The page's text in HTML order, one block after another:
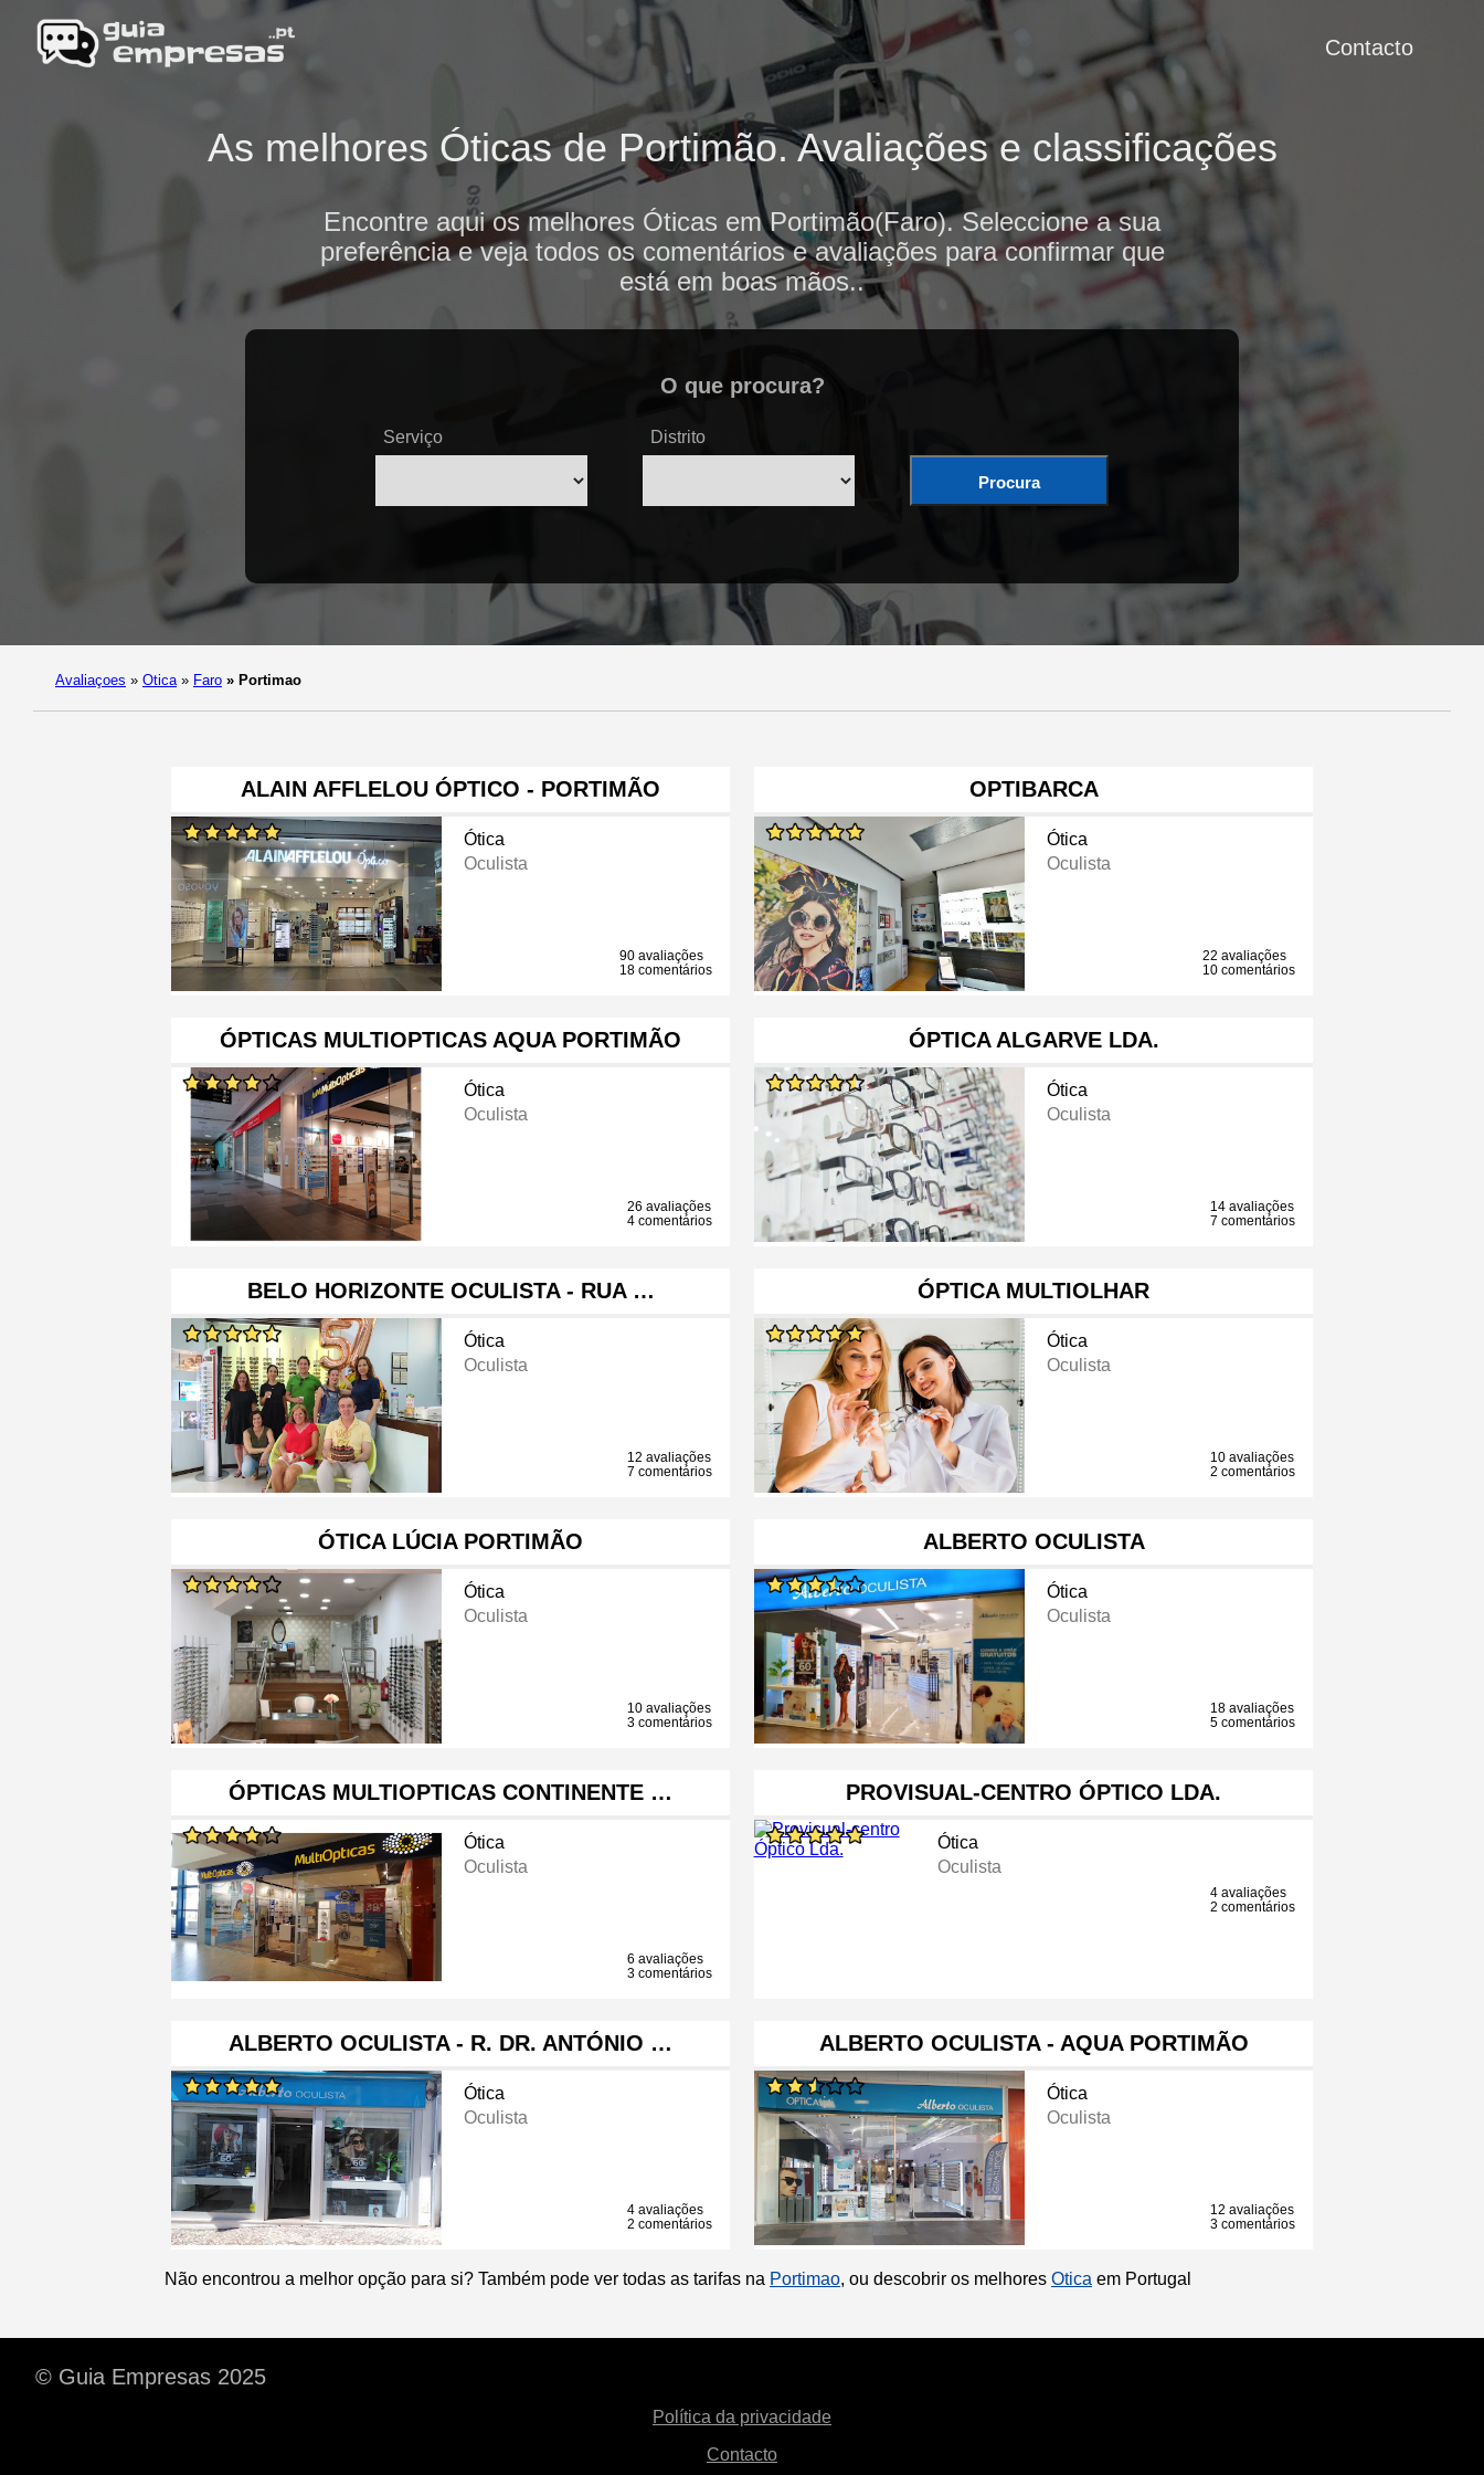
Contacto
As melhores Óticas de Portimão. Avaliações e classificações
Encontre aqui os melhores Óticas em Portimão(Faro). Seleccione a sua
preferência e veja todos os comentários e avaliações para confirmar que
está em boas mãos..
O que procura?
Serviço Distrito
Procura
Avaliaçoes » Otica » Faro » Portimao
ALAIN AFFLELOU ÓPTICO - PORTIMÃO
Ótica
Oculista
90 avaliações
18 comentários
OPTIBARCA
Ótica
Oculista
22 avaliações
10 comentários
ÓPTICAS MULTIOPTICAS AQUA PORTIMÃO
Ótica
Oculista
26 avaliações
4 comentários
ÓPTICA ALGARVE LDA.
Ótica
Oculista
14 avaliações
7 comentários
BELO HORIZONTE OCULISTA - RUA …
Ótica
Oculista
12 avaliações
7 comentários
ÓPTICA MULTIOLHAR
Ótica
Oculista
10 avaliações
2 comentários
ÓTICA LÚCIA PORTIMÃO
Ótica
Oculista
10 avaliações
3 comentários
ALBERTO OCULISTA
Ótica
Oculista
18 avaliações
5 comentários
ÓPTICAS MULTIOPTICAS CONTINENTE …
Ótica
Oculista
6 avaliações
3 comentários
PROVISUAL-CENTRO ÓPTICO LDA.
Ótica
Oculista
4 avaliações
2 comentários
ALBERTO OCULISTA - R. DR. ANTÓNIO …
Ótica
Oculista
4 avaliações
2 comentários
ALBERTO OCULISTA - AQUA PORTIMÃO
Ótica
Oculista
12 avaliações
3 comentários
Não encontrou a melhor opção para si? Também pode ver todas as tarifas na Portimao, ou descobrir os melhores Otica em Portugal
© Guia Empresas 2025
Política da privacidade
Contacto